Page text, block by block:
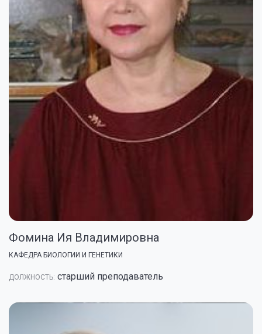
Фомина Ия Владимировна
КАФЕДРА БИОЛОГИИ И ГЕНЕТИКИ
ДОЛЖНОСТЬ: старший преподаватель